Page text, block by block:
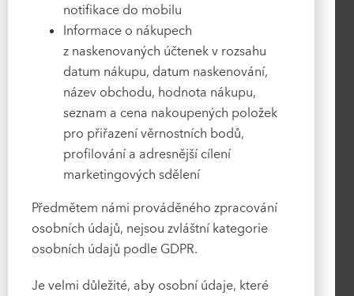
notifikace do mobilu
Informace o nákupech
z naskenovaných účtenek v rozsahu
datum nákupu, datum naskenování,
název obchodu, hodnota nákupu,
seznam a cena nakoupených položek
pro přiřazení věrnostních bodů,
profilování a adresnější cílení
marketingových sdělení
Předmětem námi prováděného zpracování
osobních údajů, nejsou zvláštní kategorie
osobních údajů podle GDPR.
Je velmi důležité, aby osobní údaje, které